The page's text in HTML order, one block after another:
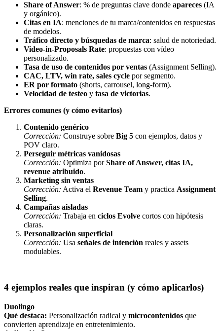
Share of Answer: % de preguntas clave donde apareces (IA
y orgánico).
Citas en IA: menciones de tu marca/contenidos en respuestas
de modelos.
Tráfico directo y búsquedas de marca: salud de notoriedad.
Video-in-Proposals Rate: propuestas con vídeo
personalizado.
Tasa de uso de contenidos por ventas (Assignment Selling).
CAC, LTV, win rate, sales cycle por segmento.
ER por formato (shorts, carrousel, long-form).
Velocidad de testeo y tasa de victorias.
Errores comunes (y cómo evitarlos)
Contenido genérico
Corrección: Construye sobre Big 5 con ejemplos, datos y
POV claro.
Perseguir métricas vanidosas
Corrección: Optimiza porShare of Answer, citas IA,
revenue atribuido.
Marketing sin ventas
Corrección: Activa el Revenue Team y practica Assignment
Selling.
Campañas aisladas
Corrección: Trabaja en ciclos Evolve cortos con hipótesis
claras.
Personalización superficial
Corrección: Usa señales de intención reales y assets
modulables.
4 ejemplos reales que inspiran (y cómo aplicarlos)
Duolingo
Qué destaca: Personalización radical y microcontenidos que
convierten aprendizaje en entretenimiento.